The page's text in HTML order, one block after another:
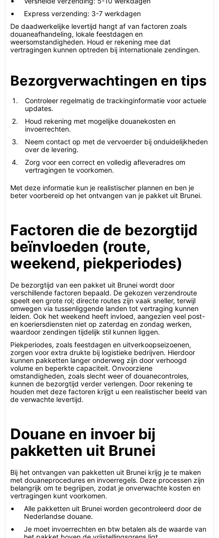
Express verzending: 3-7 werkdagen
De daadwerkelijke levertijd hangt af van factoren zoals
douaneafhandeling, lokale feestdagen en
weersomstandigheden. Houd er rekening mee dat
vertragingen kunnen optreden bij internationale zendingen.
Bezorgverwachtingen en tips
Controleer regelmatig de trackinginformatie voor actuele
updates.
Houd rekening met mogelijke douanekosten en
invoerrechten.
Neem contact op met de vervoerder bij onduidelijkheden
over de levering.
Zorg voor een correct en volledig afleveradres om
vertragingen te voorkomen.
Met deze informatie kun je realistischer plannen en ben je
beter voorbereid op het ontvangen van je pakket uit Brunei.
Factoren die de bezorgtijd
beïnvloeden (route,
weekend, piekperiodes)
De bezorgtijd van een pakket uit Brunei wordt door
verschillende factoren bepaald. De gekozen verzendroute
speelt een grote rol; directe routes zijn vaak sneller, terwijl
omwegen via tussenliggende landen tot vertraging kunnen
leiden. Ook het weekend heeft invloed, aangezien veel post-
en koeriersdiensten niet op zaterdag en zondag werken,
waardoor zendingen tijdelijk stil kunnen liggen.
Piekperiodes, zoals feestdagen en uitverkoopseizoenen,
zorgen voor extra drukte bij logistieke bedrijven. Hierdoor
kunnen pakketten langer onderweg zijn door verhoogd
volume en beperkte capaciteit. Onvoorziene
omstandigheden, zoals slecht weer of douanecontroles,
kunnen de bezorgtijd verder verlengen. Door rekening te
houden met deze factoren krijgt u een realistischer beeld van
de verwachte levertijd.
Douane en invoer bij
pakketten uit Brunei
Bij het ontvangen van pakketten uit Brunei krijg je te maken
met douaneprocedures en invoerregels. Deze processen zijn
belangrijk om te begrijpen, zodat je onverwachte kosten en
vertragingen kunt voorkomen.
Alle pakketten uit Brunei worden gecontroleerd door de
Nederlandse douane.
Je moet invoerrechten en btw betalen als de waarde van